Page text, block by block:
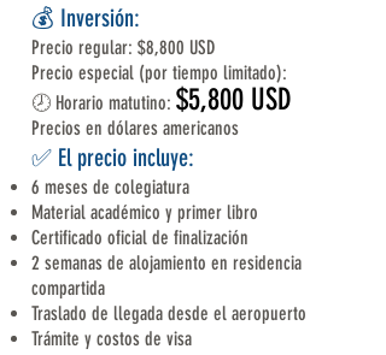
💰 Inversión:
Precio regular: $8,800 USD
Precio especial (por tiempo limitado):
🕗 Horario matutino: $5,800 USD
Precios en dólares americanos
✅ El precio incluye:
6 meses de colegiatura
Material académico y primer libro
Certificado oficial de finalización
2 semanas de alojamiento en residencia
compartida
Traslado de llegada desde el aeropuerto
Trámite y costos de visa